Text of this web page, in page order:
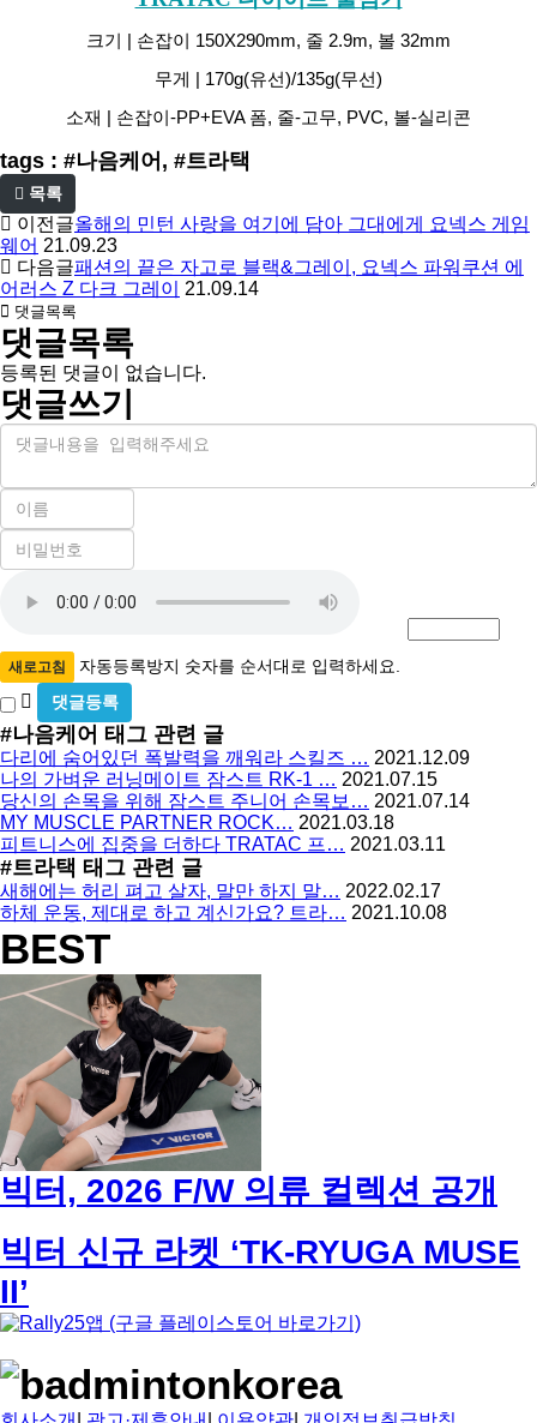
크기 | 손잡이 150X290mm, 줄 2.9m, 볼 32mm
무게 | 170g(유선)/135g(무선)
소재 | 손잡이-PP+EVA 폼, 줄-고무, PVC, 볼-실리콘
tags : #나음케어, #트라택
목록
이전글올해의 민턴 사랑을 여기에 담아 그대에게 요넥스 게임
웨어 21.09.23
다음글패션의 끝은 자고로 블랙&그레이, 요넥스 파워쿠션 에
어러스 Z 다크 그레이
21.09.14
댓글목록
댓글목록
등록된 댓글이 없습니다.
댓글쓰기
내
이
필
수
비
밀
록
방
지
새로고침 자동등록방지 숫자를 순서대로 입력하세요.
밀
글
사
용
#나음케어 태그 관련 글
다리에 숨어있던 폭발력을 깨워라 스킬즈 … 2021.12.09
나의 가벼운 러닝메이트 잠스트 RK-1 … 2021.07.15
당신의 손목을 위해 잠스트 주니어 손목보… 2021.07.14
MY MUSCLE PARTNER ROCK… 2021.03.18
피트니스에 집중을 더하다 TRATAC 프… 2021.03.11
#트라택 태그 관련 글
새해에는 허리 펴고 살자, 말만 하지 말… 2022.02.17
하체 운동, 제대로 하고 계신가요? 트라… 2021.10.08
BEST
빅터, 2026 F/W 의류 컬렉션 공개
빅터 신규 라켓 ‘TK-RYUGA MUSE
II’